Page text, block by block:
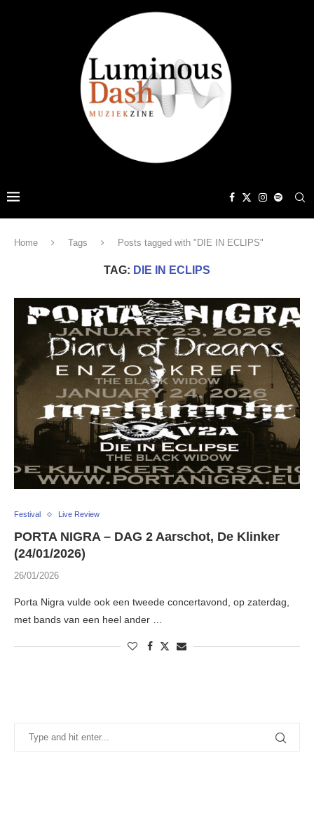
Home Tags Posts tagged with "DIE IN ECLIPS"
TAG: DIE IN ECLIPS
Festival Live Review
PORTA NIGRA – DAG 2 Aarschot, De Klinker
(24/01/2026)
26/01/2026
Porta Nigra vulde ook een tweede concertavond, op zaterdag,
met bands van een heel ander …